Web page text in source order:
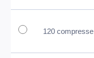
120 compresse